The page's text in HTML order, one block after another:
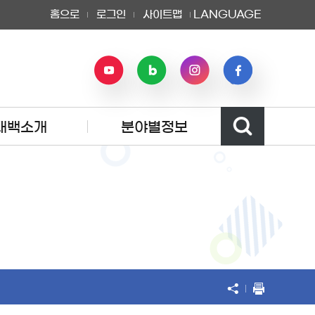
홈으로 로그인 사이트맵 LANGUAGE
백소개 분야별정보